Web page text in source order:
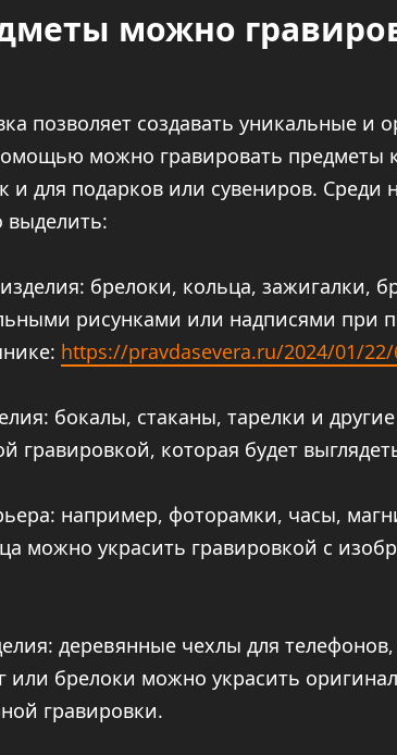
можно
позволяет создавать уникальные и
можно гравировать предметы
и для подарков или сувениров. Среди
выделить:
брелоки, кольца, зажигалки,
рисунками или надписями при
https://pravdasevera.ru/2024/01/22/
бокалы, стаканы, тарелки и
гравировкой, которая будет
например, фоторамки, часы,
можно украсить гравировкой с
деревянные чехлы для
или брелоки можно украсить
гравировки.